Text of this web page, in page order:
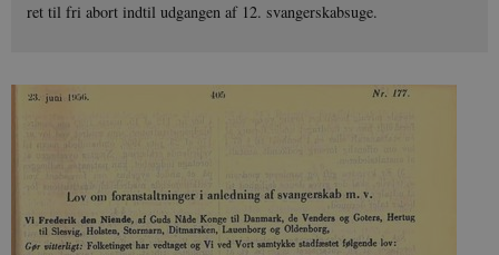
ret til fri abort indtil udgangen af 12. svangerskabsuge.